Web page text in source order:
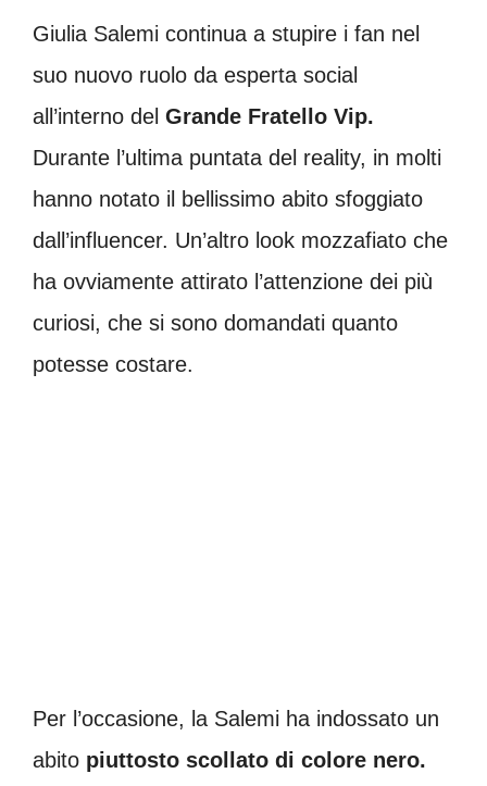
Giulia Salemi continua a stupire i fan nel
suo nuovo ruolo da esperta social
all’interno del Grande Fratello Vip.
Durante l’ultima puntata del reality, in molti
hanno notato il bellissimo abito sfoggiato
dall’influencer. Un’altro look mozzafiato che
ha ovviamente attirato l’attenzione dei più
curiosi, che si sono domandati quanto
potesse costare.
Per l’occasione, la Salemi ha indossato un
abito piuttosto scollato di colore nero.